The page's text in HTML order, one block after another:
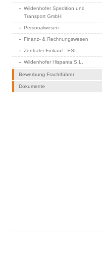
Wildenhofer Spedition und
Transport GmbH
Personalwesen
Finanz- & Rechnungswesen
Zentraler Einkauf - ESL
Wildenhofer Hispania S.L.
Bewerbung Frachtführer
Dokumente